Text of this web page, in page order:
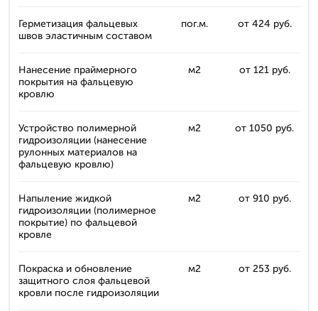
Герметизация фальцевых
швов эластичным составом
пог.м. от 424 руб.
Нанесение праймерного
покрытия на фальцевую
кровлю
м2 от 121 руб.
Устройство полимерной
гидроизоляции (нанесение
рулонных материалов на
фальцевую кровлю)
м2 от 1050 руб.
Напыление жидкой
гидроизоляции (полимерное
покрытие) по фальцевой
кровле
м2 от 910 руб.
Покраска и обновление
защитного слоя фальцевой
кровли после гидроизоляции
м2 от 253 руб.